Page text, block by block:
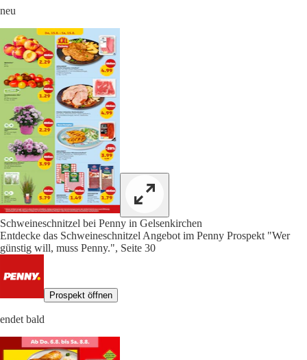
neu
Schweineschnitzel bei Penny in Gelsenkirchen
Entdecke das Schweineschnitzel Angebot im Penny Prospekt "Wer
günstig will, muss Penny.", Seite 30
Prospekt öffnen
endet bald